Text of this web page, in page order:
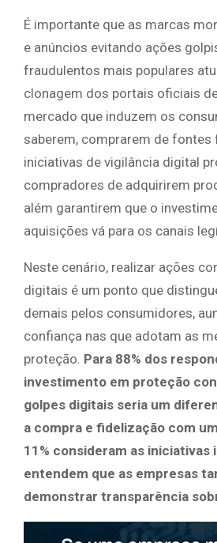
É importante que as marcas
e anúncios evitando ações
fraudulentos mais populares
clonagem dos portais oficiais
mercado que induzem os
saberem, comprarem de fontes
iniciativas de vigilância digital
compradores de adquirirem
além garantirem que o
aquisições vá para os canais
Neste cenário, realizar ações
digitais é um ponto que
demais pelos consumidores,
confiança nas que adotam as
proteção. Para 88% dos
investimento em proteção
golpes digitais seria um
a compra e fidelização com
11% consideram as iniciativas
entendem que as empresas
demonstrar transparência